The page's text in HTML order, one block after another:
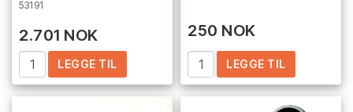
53191
2.701 NOK
LEGGE TIL
250 NOK
LEGGE TIL